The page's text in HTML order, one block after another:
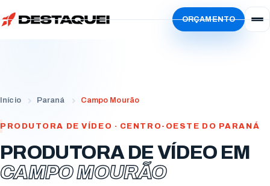
Início
Vídeo de Produto
Vídeo de Animação
Vídeo Criativo
Vídeo de Treinamento
Sobre
Curitiba
Estados Unidos
Trabalhe Conosco
ORÇAMENTO
Início Paraná Campo Mourão
PRODUTORA DE VÍDEO · CENTRO-OESTE DO PARANÁ
PRODUTORA DE VÍDEO EM
CAMPO MOURÃO